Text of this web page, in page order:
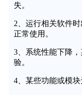
失。
2、运行相关软件
正常使用。
3、系统性能下降
验。
4、某些功能或模块